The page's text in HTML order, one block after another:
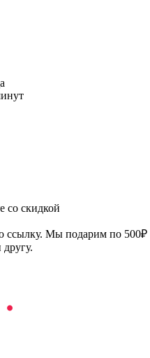
со скидкой
ссылку. Мы подарим по 500₽